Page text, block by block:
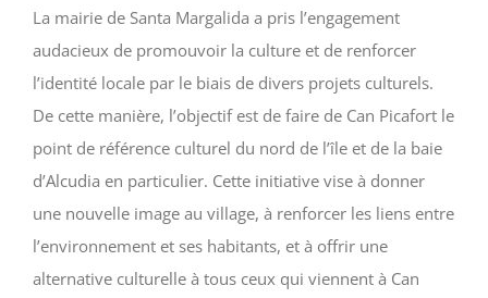
La mairie de Santa Margalida a pris l’engagement
audacieux de promouvoir la culture et de renforcer
l’identité locale par le biais de divers projets culturels.
De cette manière, l’objectif est de faire de Can Picafort le
point de référence culturel du nord de l’île et de la baie
d’Alcudia en particulier. Cette initiative vise à donner
une nouvelle image au village, à renforcer les liens entre
l’environnement et ses habitants, et à offrir une
alternative culturelle à tous ceux qui viennent à Can